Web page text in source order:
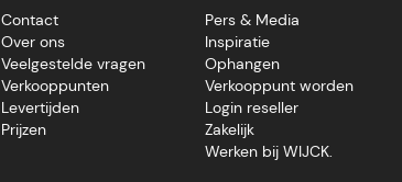
Contact
Over ons
Veelgestelde vragen
Verkooppunten
Levertijden
Prijzen
Pers & Media
Inspiratie
Ophangen
Verkooppunt worden
Login reseller
Zakelijk
Werken bij WIJCK.